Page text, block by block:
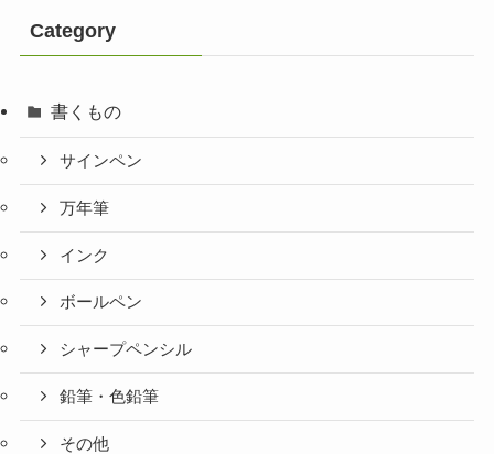
Category
書くもの
サインペン
万年筆
インク
ボールペン
シャープペンシル
鉛筆・色鉛筆
その他